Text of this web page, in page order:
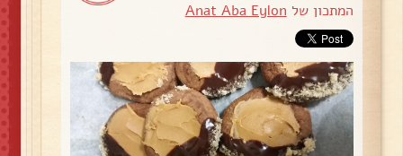
המתכון של Anat Aba Eylon